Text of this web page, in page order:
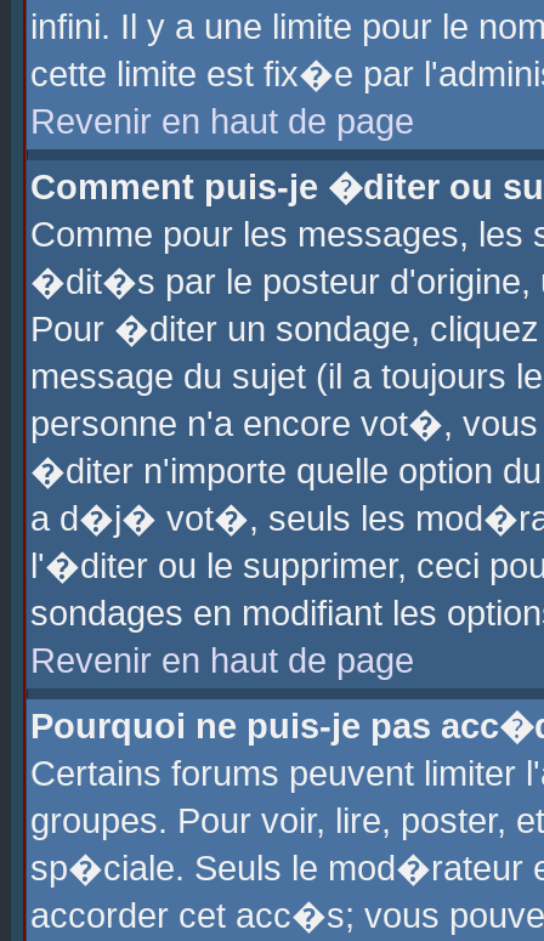
infini. Il y a une limite pour le
cette limite est fix�e par
Revenir en haut de page
Comment puis-je �diter ou
Comme pour les messages,
�dit�s par le posteur d'origine,
Pour �diter un sondage,
message du sujet (il a toujours
personne n'a encore vot�,
�diter n'importe quelle option
a d�j� vot�, seuls les
l'�diter ou le supprimer, ceci
sondages en modifiant les
Revenir en haut de page
Pourquoi ne puis-je pas
Certains forums peuvent
groupes. Pour voir, lire, poster,
sp�ciale. Seuls le mod�rateur
accorder cet acc�s; vous